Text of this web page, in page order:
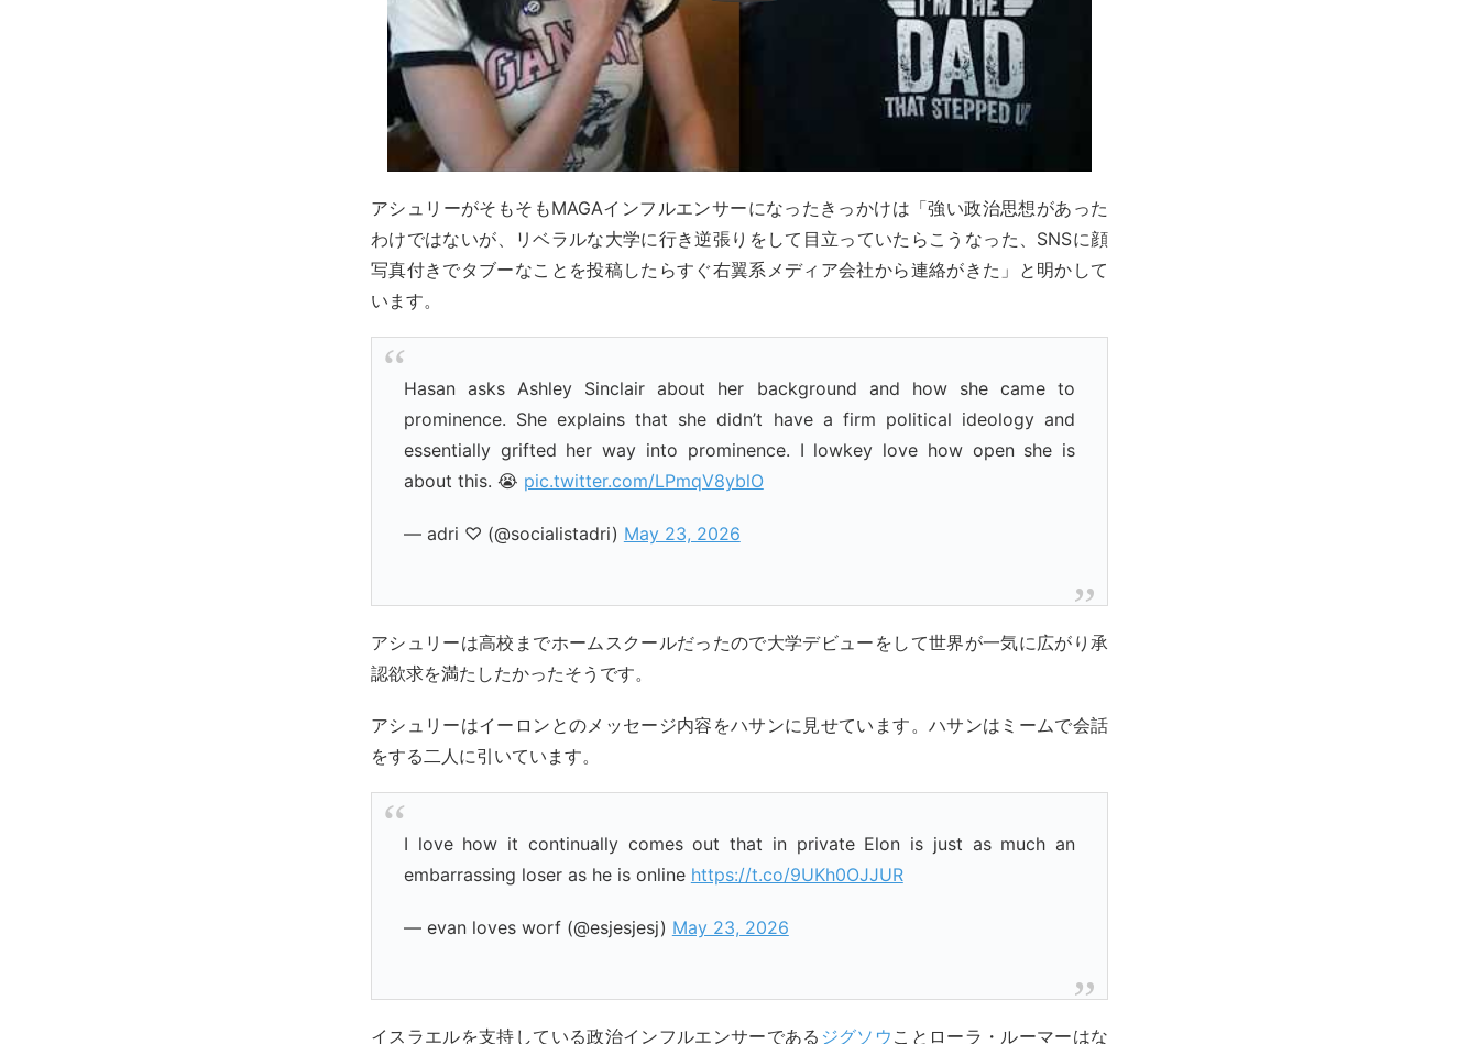
アシュリーがそもそもMAGAインフルエンサーになったきっかけは「強い政治思想があった
わけではないが、リベラルな大学に行き逆張りをして目立っていたらこうなった、SNSに顔
写真付きでタブーなことを投稿したらすぐ右翼系メディア会社から連絡がきた」と明かして
います。
Hasan asks Ashley Sinclair about her background and how she came to
prominence. She explains that she didn’t have a firm political ideology and
essentially grifted her way into prominence. I lowkey love how open she is
about this. 😭 pic.twitter.com/LPmqV8yblO
— adri ♡ (@socialistadri) May 23, 2026
アシュリーは高校までホームスクールだったので大学デビューをして世界が一気に広がり承
認欲求を満たしたかったそうです。
アシュリーはイーロンとのメッセージ内容をハサンに見せています。ハサンはミームで会話
をする二人に引いています。
I love how it continually comes out that in private Elon is just as much an
embarrassing loser as he is online https://t.co/9UKh0OJJUR
— evan loves worf (@esjesjesj) May 23, 2026
イスラエルを支持している政治インフルエンサーである ジグソウ ことローラ・ルーマーはな